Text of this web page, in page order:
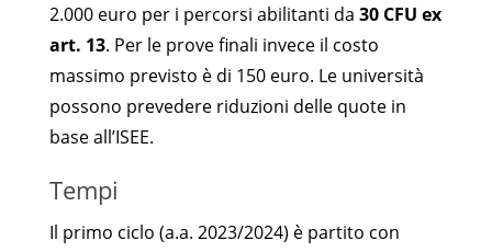
2.000 euro per i percorsi abilitanti da 30 CFU ex
art. 13. Per le prove finali invece il costo
massimo previsto è di 150 euro. Le università
possono prevedere riduzioni delle quote in
base all’ISEE.
Tempi
Il primo ciclo (a.a. 2023/2024) è partito con